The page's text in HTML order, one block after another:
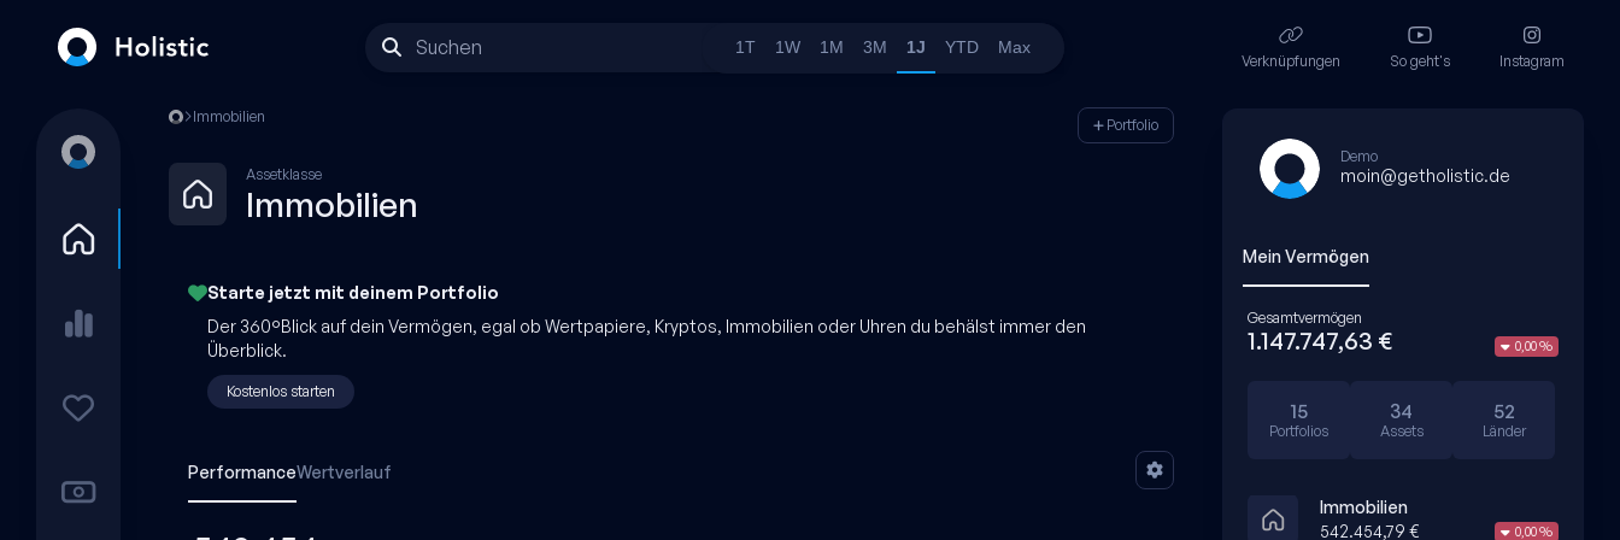
Suchen 1T 1W 1M 3M 1J YTD Max
Verknüpfungen So geht's Instagram
Demo
moin@getholistic.de
Mein Vermögen
Gesamtvermögen
1.147.747,63 € 0,00 %
15
Portfolios
34
Assets
52
Länder
Immobilien
542.454,79 €
0,00 %
Immobilien Portfolio
Assetklasse
Immobilien
Starte jetzt mit deinem Portfolio
Der 360°Blick auf dein Vermögen, egal ob Wertpapiere, Kryptos, Immobilien oder Uhren du behälst immer den
Überblick.
Kostenlos starten
PerformanceWertverlauf